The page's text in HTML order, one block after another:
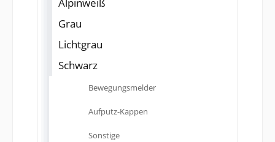
Alpinweiß
Grau
Lichtgrau
Schwarz
Bewegungsmelder
Aufputz-Kappen
Sonstige